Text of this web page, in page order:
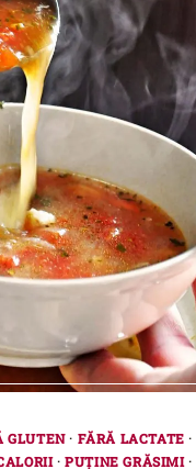
GLUTEN· FĂRĂ LACTATE ·
·PUȚINE GRĂSIMI·